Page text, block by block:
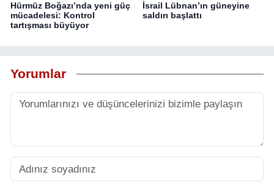
Hürmüz Boğazı’nda yeni güç
mücadelesi: Kontrol
tartışması büyüyor
İsrail Lübnan’ın güneyine
saldırı başlattı
Yorumlar